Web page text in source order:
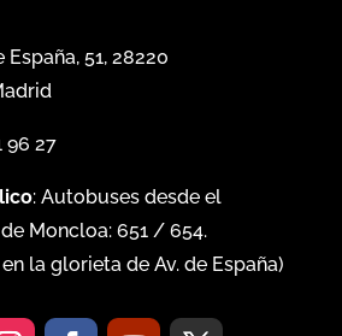
España, 51, 28220
96 27
: Autobuses desde el
Moncloa: 651/ 654.
la glorieta de Av. de España)